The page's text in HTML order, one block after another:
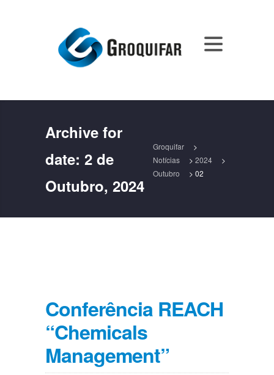
Archive for
date: 2 de
Outubro, 2024
Groquifar
>
Notícias
> 2024
>
Outubro
> 02
Conferência REACH
“Chemicals
Management”